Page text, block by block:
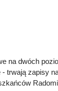
na dwóch
- trwają zapisy